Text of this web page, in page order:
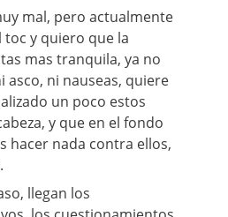
mal, pero actualmente
toc y quiero que la
mas tranquila, ya no
asco, ni nauseas, quiere
un poco estos
y que en el fondo
hacer nada contra ellos,
llegan los